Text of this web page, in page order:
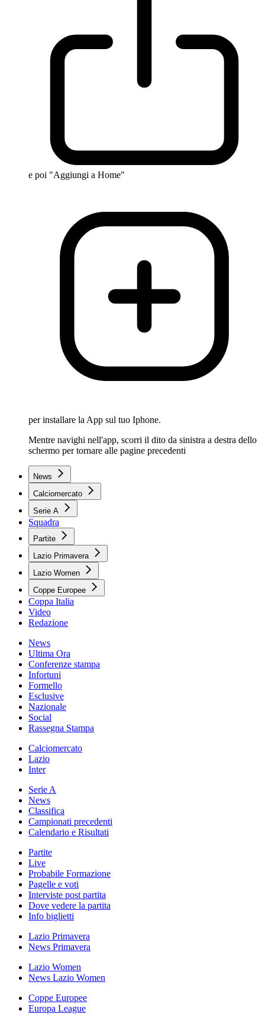
e poi "Aggiungi a Home"
per installare la App sul tuo Iphone.
Mentre navighi nell'app, scorri il dito da sinistra a destra dello
schermo per tornare alle pagine precedenti
News
Calciomercato
Serie A
Squadra
Partite
Lazio Primavera
Lazio Women
Coppe Europee
Coppa Italia
Video
Redazione
News
Ultima Ora
Conferenze stampa
Infortuni
Formello
Esclusive
Nazionale
Social
Rassegna Stampa
Calciomercato
Lazio
Inter
Serie A
News
Classifica
Campionati precedenti
Calendario e Risultati
Partite
Live
Probabile Formazione
Pagelle e voti
Interviste post partita
Dove vedere la partita
Info biglietti
Lazio Primavera
News Primavera
Lazio Women
News Lazio Women
Coppe Europee
Europa League